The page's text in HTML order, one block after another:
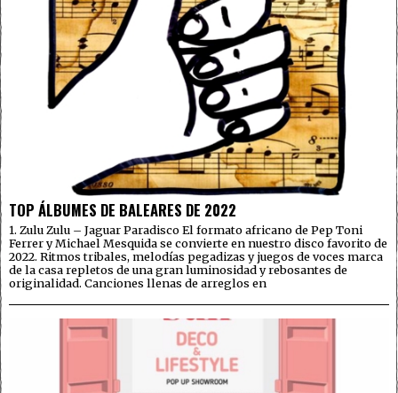
TOP ÁLBUMES DE BALEARES DE 2022
1. Zulu Zulu – Jaguar Paradisco El formato africano de Pep Toni
Ferrer y Michael Mesquida se convierte en nuestro disco favorito de
2022. Ritmos tribales, melodías pegadizas y juegos de voces marca
de la casa repletos de una gran luminosidad y rebosantes de
originalidad. Canciones llenas de arreglos en